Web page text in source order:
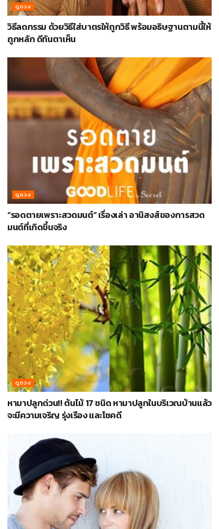
ดูดวง
วิธีลดกรรม ด้วยวิธีใส่บาตรให้ถูกวิธี พร้อมอธิษฐานตามนี้ให้
ถูกหลัก ดีทันตาเห็น
ดูดวง
“รอดตายเพราะสวดมนต์” เรื่องเล่า อานิสงส์ของการสวด
มนต์ที่เกิดขึ้นจริง
ดูดวง
หามาปลูกด่วน!! ต้นไม้ 17 ชนิด หามาปลูกในบริเวณบ้านแล้ว
จะมีความเจริญ รุ่งเรือง และโชคดี